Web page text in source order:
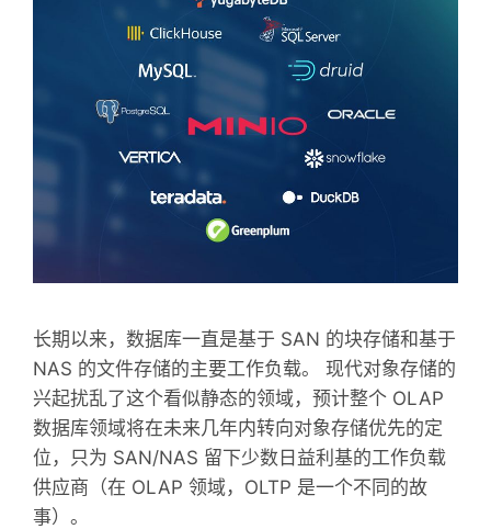
长期以来，数据库一直是基于 SAN 的块存储和基于
NAS 的文件存储的主要工作负载。 现代对象存储的
兴起扰乱了这个看似静态的领域，预计整个 OLAP
数据库领域将在未来几年内转向对象存储优先的定
位，只为 SAN/NAS 留下少数日益利基的工作负载
供应商（在 OLAP 领域，OLTP 是一个不同的故
事）。